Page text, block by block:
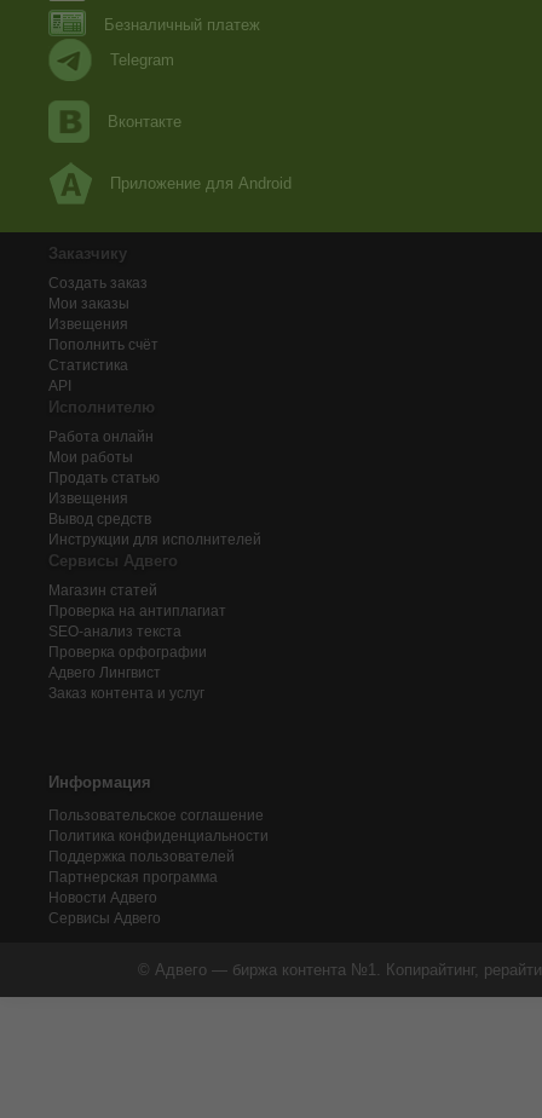
Безналичный платеж
Telegram
Вконтакте
Приложение для Android
Заказчику
Создать заказ
Мои заказы
Извещения
Пополнить счёт
Статистика
API
Исполнителю
Работа онлайн
Мои работы
Продать статью
Извещения
Вывод средств
Инструкции для исполнителей
Сервисы Адвего
Магазин статей
Проверка на антиплагиат
SEO-анализ текста
Проверка орфографии
Адвего Лингвист
Заказ контента и услуг
Информация
Пользовательское соглашение
Политика конфиденциальности
Поддержка пользователей
Партнерская программа
Новости Адвего
Сервисы Адвего
© Адвего — биржа контента №1. Копирайтинг,